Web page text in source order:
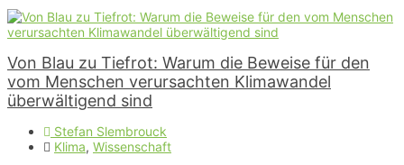
Von Blau zu Tiefrot: Warum die Beweise für den
vom Menschen verursachten Klimawandel
überwältigend sind
Stefan Slembrouck
Klima, Wissenschaft